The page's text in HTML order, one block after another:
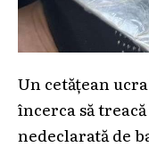
Un cetățean
încerca să
nedeclarată de